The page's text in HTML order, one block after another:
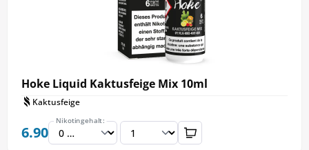
Hoke Liquid Kaktusfeige Mix 10ml
Kaktusfeige
6.90
Nikotingehalt: